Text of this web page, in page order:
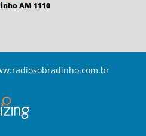
AM 1110